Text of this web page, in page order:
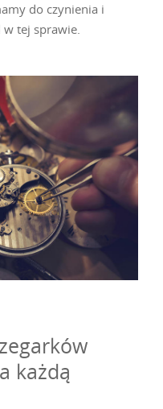
do czynienia i
tej sprawie.
każdą